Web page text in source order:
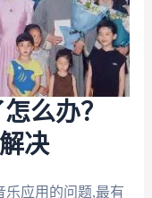
么办？
决
乐应用的问题,最有